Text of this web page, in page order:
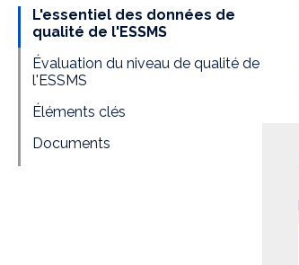
L'essentiel des données de
qualité de l'ESSMS
Évaluation du niveau de qualité de
l'ESSMS
Éléments clés
Documents